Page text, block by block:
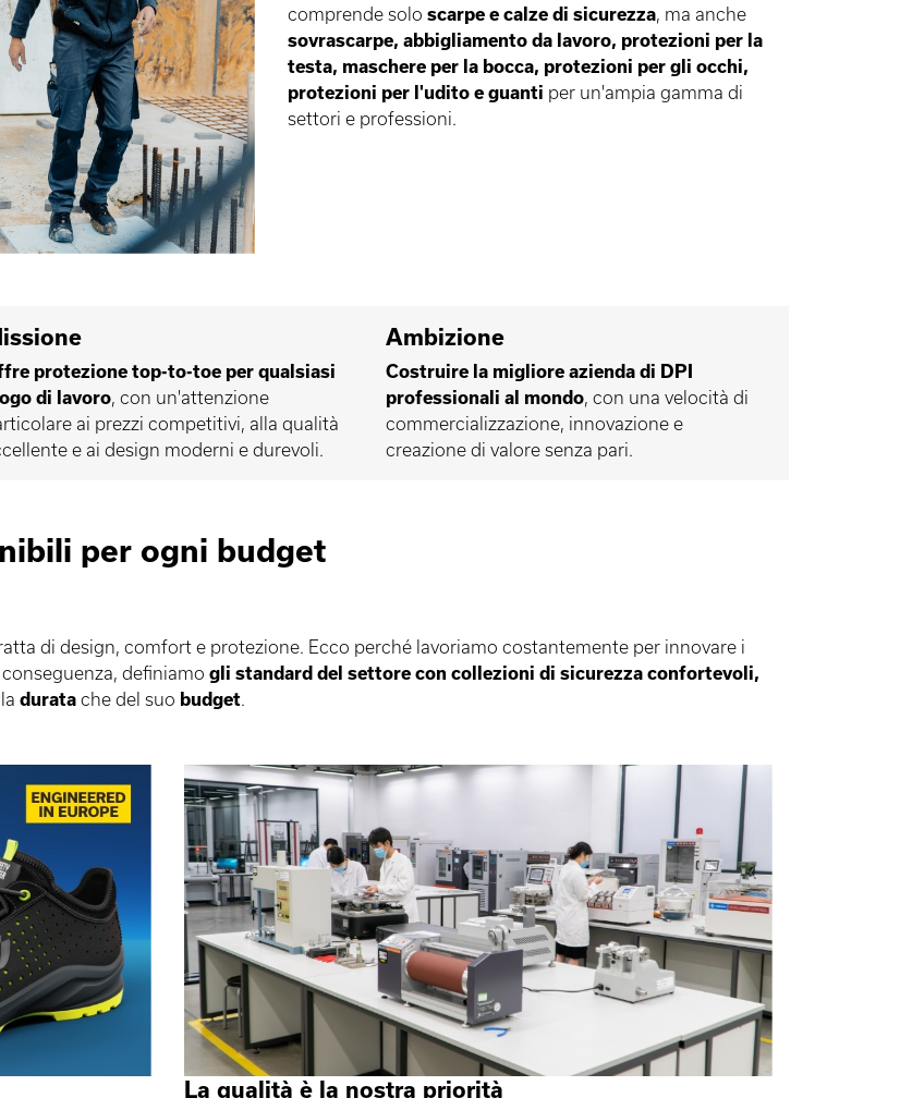
comprende solo scarpe e calze di sicurezza, ma anche
sovrascarpe, abbigliamento da lavoro, protezioni per la
testa, maschere per la bocca, protezioni per gli occhi,
protezioni per l'udito e guanti per un'ampia gamma di
settori e professioni.
protezione top-to-toe per qualsiasi
di lavoro, con un'attenzione
ai prezzi competitivi, alla qualità
e ai design moderni e durevoli.
Ambizione
Costruire la migliore azienda di DPI
professionali al mondo, con una velocità di
commercializzazione, innovazione e
creazione di valore senza pari.
per ogni budget
di design, comfort e protezione. Ecco perché lavoriamo costantemente per innovare i
definiamo gli standard del settore con collezioni di sicurezza confortevoli,
durata che del suo budget.
La qualità è la nostra priorità